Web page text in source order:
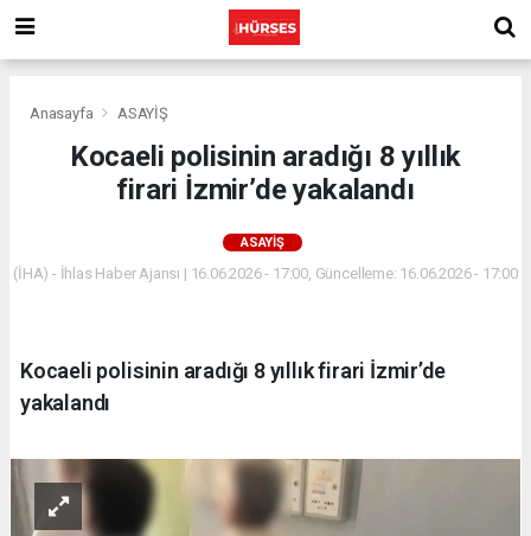
Anasayfa ASAYİŞ
Kocaeli polisinin aradığı 8 yıllık
firari İzmir’de yakalandı
ASAYİŞ
(İHA) - İhlas Haber Ajansı | 16.06.2026 - 17:00, Güncelleme: 16.06.2026 - 17:00
Kocaeli polisinin aradığı 8 yıllık firari İzmir’de
yakalandı